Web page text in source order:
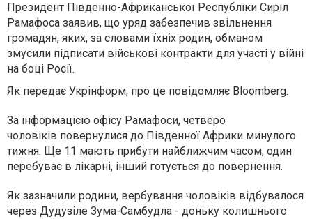
Президент Південно-Африканської Республіки Сиріл
Рамафоса заявив, що уряд забезпечив звільнення
громадян, яких, за словами їхніх родин, обманом
змусили підписати військові контракти для участі у війні
на боці Росії.
Як передає Укрінформ, про це повідомляє Bloomberg.
За інформацією офісу Рамафоси, четверо
чоловіків повернулися до Південної Африки минулого
тижня. Ще 11 мають прибути найближчим часом, один
перебуває в лікарні, інший готується до повернення.
Як зазначили родини, вербування чоловіків відбувалося
через Дудузіле Зума-Самбудла - доньку колишнього